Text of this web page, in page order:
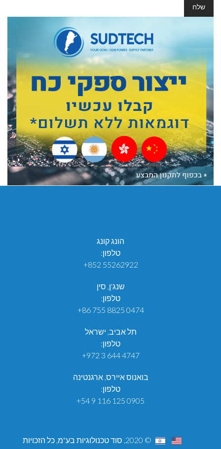
הונג קונג
טלפון:
+852 55262922
שנג'ן, סין
טלפון:
+86 755 8825 0474
תל אביב, ישראל
טלפון:
+972 3 644 4747
בואנוס איירס, ארגנטינה
טלפון:
+54 9 116 125 0905
© 2020, סוד טכנולוגיות בע"מ, כל הזכויות